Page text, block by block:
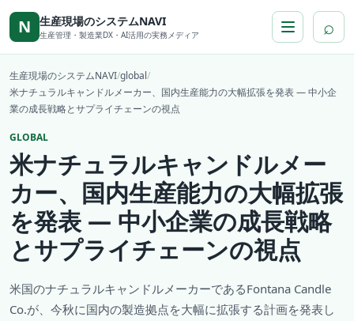
本文へ移動
N 生産現場のシステムNAVI
生産管理・製造業DX・AI活用の実務メディア ⌕
生産現場のシステムNAVI/global/
米ナチュラルキャンドルメーカー、国内生産能力の大幅拡張を発表 — 中小企
業の成長戦略とサプライチェーンの視点
GLOBAL
米ナチュラルキャンドルメー
カー、国内生産能力の大幅拡張
を発表 — 中小企業の成長戦略
とサプライチェーンの視点
米国のナチュラルキャンドルメーカーであるFontana Candle
Co.が、今秋に国内の製造拠点を大幅に拡張する計画を発表し